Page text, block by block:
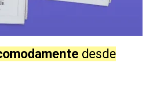
desde